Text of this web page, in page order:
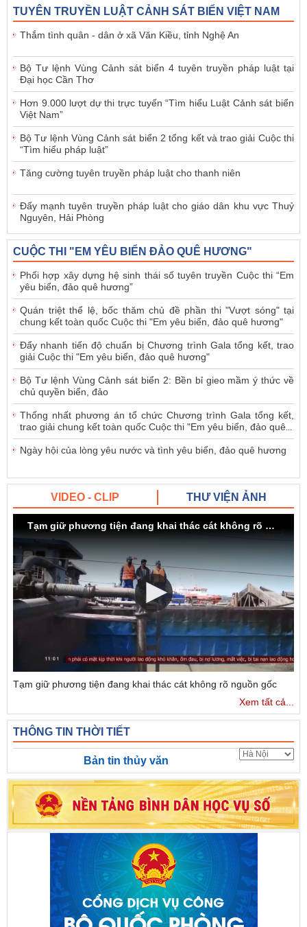
TUYÊN TRUYỀN LUẬT CẢNH SÁT BIỂN VIỆT NAM
Thắm tình quân - dân ở xã Văn Kiều, tỉnh Nghệ An
Bộ Tư lệnh Vùng Cảnh sát biển 4 tuyên truyền pháp luật tại
Đại học Cần Thơ
Hơn 9.000 lượt dự thi trực tuyến “Tìm hiểu Luật Cảnh sát biển
Việt Nam”
Bộ Tư lệnh Vùng Cảnh sát biển 2 tổng kết và trao giải Cuộc thi
“Tìm hiểu pháp luật”
Tăng cường tuyên truyền pháp luật cho thanh niên
Đẩy mạnh tuyên truyền pháp luật cho giáo dân khu vực Thuỷ
Nguyên, Hải Phòng
CUỘC THI "EM YÊU BIỂN ĐẢO QUÊ HƯƠNG"
Phối hợp xây dựng hệ sinh thái số tuyên truyền Cuộc thi “Em
yêu biển, đảo quê hương”
Quán triệt thể lệ, bốc thăm chủ đề phần thi "Vượt sóng" tại
chung kết toàn quốc Cuộc thi "Em yêu biển, đảo quê hương"
Đẩy nhanh tiến độ chuẩn bị Chương trình Gala tổng kết, trao
giải Cuộc thi "Em yêu biển, đảo quê hương"
Bộ Tư lệnh Vùng Cảnh sát biển 2: Bền bỉ gieo mầm ý thức về
chủ quyền biển, đảo
Thống nhất phương án tổ chức Chương trình Gala tổng kết,
trao giải chung kết toàn quốc Cuộc thi "Em yêu biển, đảo quê
Ngày hội của lòng yêu nước và tình yêu biển, đảo quê hương
VIDEO - CLIP THƯ VIỆN ẢNH
Tạm giữ phương tiện đang khai thác cát không rõ nguồn gốc
Tạm giữ phương tiện đang khai thác cát không rõ nguồn gốc
Xem tất cả...
THÔNG TIN THỜI TIẾT
Bản tin thủy văn